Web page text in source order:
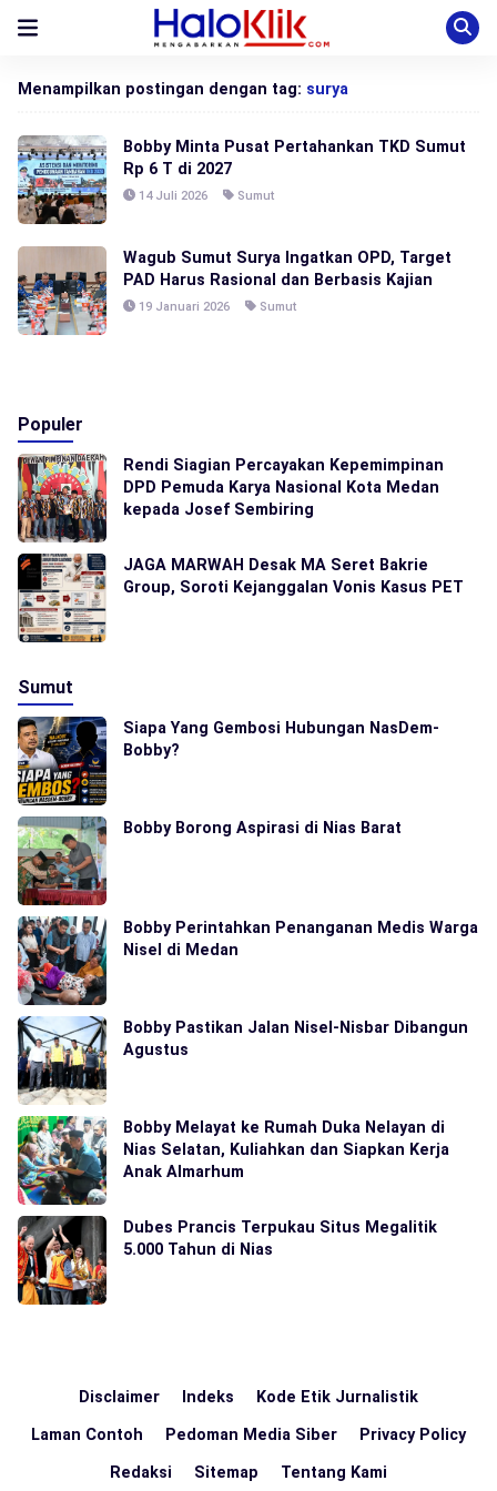
Menampilkan postingan dengan tag: surya
Bobby Minta Pusat Pertahankan TKD Sumut
Rp 6 T di 2027
14 Juli 2026 Sumut
Wagub Sumut Surya Ingatkan OPD, Target
PAD Harus Rasional dan Berbasis Kajian
19 Januari 2026 Sumut
Populer
Rendi Siagian Percayakan Kepemimpinan
DPD Pemuda Karya Nasional Kota Medan
kepada Josef Sembiring
JAGA MARWAH Desak MA Seret Bakrie
Group, Soroti Kejanggalan Vonis Kasus PET
Sumut
Siapa Yang Gembosi Hubungan NasDem-
Bobby?
Bobby Borong Aspirasi di Nias Barat
Bobby Perintahkan Penanganan Medis Warga
Nisel di Medan
Bobby Pastikan Jalan Nisel-Nisbar Dibangun
Agustus
Bobby Melayat ke Rumah Duka Nelayan di
Nias Selatan, Kuliahkan dan Siapkan Kerja
Anak Almarhum
Dubes Prancis Terpukau Situs Megalitik
5.000 Tahun di Nias
Disclaimer Indeks Kode Etik Jurnalistik
Laman Contoh Pedoman Media Siber Privacy Policy
Redaksi Sitemap Tentang Kami